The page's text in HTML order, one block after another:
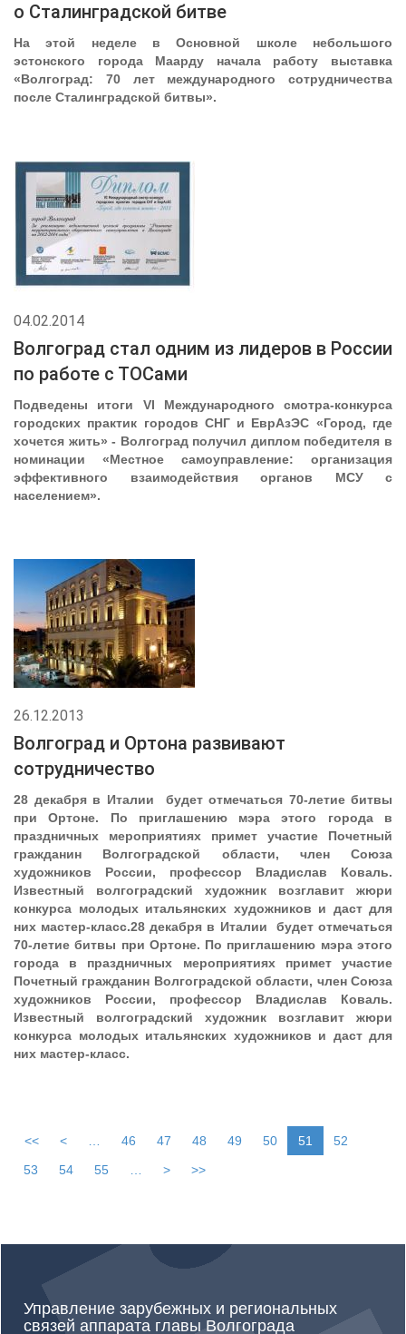
о Сталинградской битве
На этой неделе в Основной школе небольшого
эстонского города Маарду начала работу выставка
«Волгоград: 70 лет международного сотрудничества
после Сталинградской битвы».
04.02.2014
Волгоград стал одним из лидеров в России
по работе с ТОСами
Подведены итоги VI Международного смотра-конкурса
городских практик городов СНГ и ЕврАзЭС «Город, где
хочется жить» - Волгоград получил диплом победителя в
номинации «Местное самоуправление: организация
эффективного взаимодействия органов МСУ с
населением».
26.12.2013
Волгоград и Ортона развивают
сотрудничество
28 декабря в Италии будет отмечаться 70-летие битвы
при Ортоне. По приглашению мэра этого города в
праздничных мероприятиях примет участие Почетный
гражданин Волгоградской области, член Союза
художников России, профессор Владислав Коваль.
Известный волгоградский художник возглавит жюри
конкурса молодых итальянских художников и даст для
них мастер-класс.28 декабря в Италии будет отмечаться
70-летие битвы при Ортоне. По приглашению мэра этого
города в праздничных мероприятиях примет участие
Почетный гражданин Волгоградской области, член Союза
художников России, профессор Владислав Коваль.
Известный волгоградский художник возглавит жюри
конкурса молодых итальянских художников и даст для
них мастер-класс.
<< < 46 47 48 49 50 51
52
53
54 55 > >>
Управление зарубежных и региональных
связей аппарата главы Волгограда